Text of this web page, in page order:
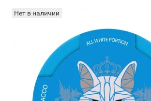
Нет в наличии